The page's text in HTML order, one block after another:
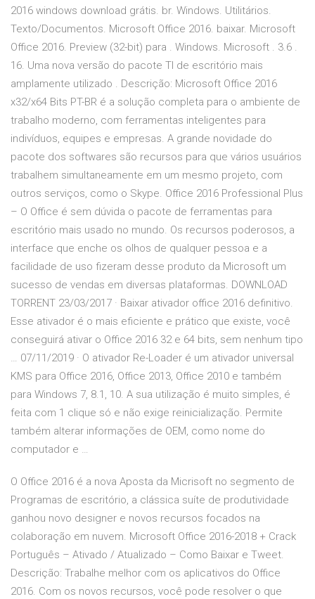
2016 windows download grátis. br. Windows. Utilitários.
Texto/Documentos. Microsoft Office 2016. baixar. Microsoft
Office 2016. Preview (32-bit) para . Windows. Microsoft . 3.6 .
16. Uma nova versão do pacote TI de escritório mais
amplamente utilizado . Descrição: Microsoft Office 2016
x32/x64 Bits PT-BR é a solução completa para o ambiente de
trabalho moderno, com ferramentas inteligentes para
indivíduos, equipes e empresas. A grande novidade do
pacote dos softwares são recursos para que vários usuários
trabalhem simultaneamente em um mesmo projeto, com
outros serviços, como o Skype. Office 2016 Professional Plus
– O Office é sem dúvida o pacote de ferramentas para
escritório mais usado no mundo. Os recursos poderosos, a
interface que enche os olhos de qualquer pessoa e a
facilidade de uso fizeram desse produto da Microsoft um
sucesso de vendas em diversas plataformas. DOWNLOAD
TORRENT 23/03/2017 · Baixar ativador office 2016 definitivo.
Esse ativador é o mais eficiente e prático que existe, você
conseguirá ativar o Office 2016 32 e 64 bits, sem nenhum tipo
… 07/11/2019 · O ativador Re-Loader é um ativador universal
KMS para Office 2016, Office 2013, Office 2010 e também
para Windows 7, 8.1, 10. A sua utilização é muito simples, é
feita com 1 clique só e não exige reinicialização. Permite
também alterar informações de OEM, como nome do
computador e …
O Office 2016 é a nova Aposta da Micrisoft no segmento de
Programas de escritório, a clássica suíte de produtividade
ganhou novo designer e novos recursos focados na
colaboração em nuvem. Microsoft Office 2016-2018 + Crack
Português – Ativado / Atualizado – Como Baixar e Tweet.
Descrição: Trabalhe melhor com os aplicativos do Office
2016. Com os novos recursos, você pode resolver o que